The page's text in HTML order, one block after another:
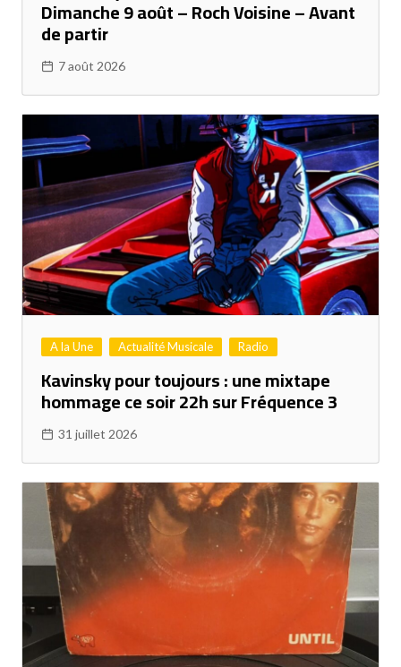
Dimanche 9 août – Roch Voisine – Avant
de partir
7 août 2026
A la Une Actualité Musicale Radio
Kavinsky pour toujours : une mixtape
hommage ce soir 22h sur Fréquence 3
31 juillet 2026